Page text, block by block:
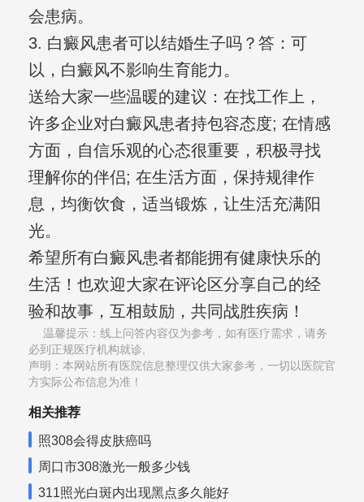
会患病。
3. 白癜风患者可以结婚生子吗？答：可
以，白癜风不影响生育能力。
送给大家一些温暖的建议：在找工作上，
许多企业对白癜风患者持包容态度; 在情感
方面，自信乐观的心态很重要，积极寻找
理解你的伴侣; 在生活方面，保持规律作
息，均衡饮食，适当锻炼，让生活充满阳
光。
希望所有白癜风患者都能拥有健康快乐的
生活！也欢迎大家在评论区分享自己的经
验和故事，互相鼓励，共同战胜疾病！
温馨提示：线上问答内容仅为参考，如有医疗需求，请务
必到正规医疗机构就诊,
声明：本网站所有医院信息整理仅供大家参考，一切以医院官
方实际公布信息为准！
相关推荐
照308会得皮肤癌吗
周口市308激光一般多少钱
311照光白斑内出现黑点多久能好